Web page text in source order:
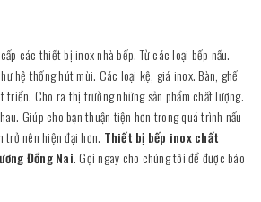
các thiết bị inox nhà bếp. Từ các loại bếp nấu.
hệ thống hút mùi. Các loại kệ, giá inox. Bàn, ghế
triển. Cho ra thị trường những sản phẩm chất lượng.
Giúp cho bạn thuận tiện hơn trong quá trình nấu
trở nên hiện đại hơn. Thiết bị bếp inox chất
Đồng Nai. Gọi ngay cho chúng tôi để được báo